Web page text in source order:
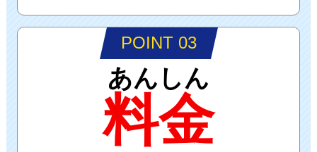
POINT 03
あんしん
料金